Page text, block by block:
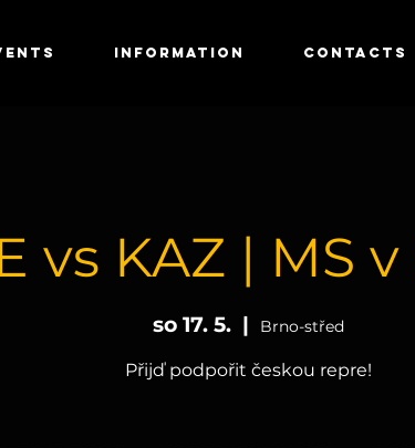
INFORMATION CONTACTS
vs KAZ | MS
so 17. 5.
  |
Brno-střed
Přijď podpořit českou repre!